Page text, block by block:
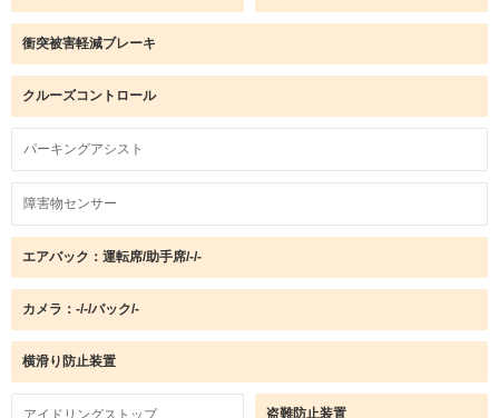
衝突被害軽減ブレーキ
クルーズコントロール
パーキングアシスト
障害物センサー
エアバック：運転席/助手席/-/-
カメラ：-/-/バック/-
横滑り防止装置
アイドリングストップ 盗難防止装置